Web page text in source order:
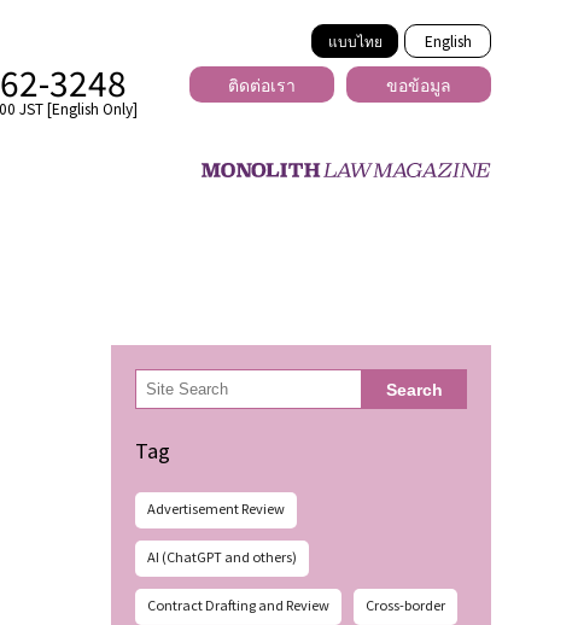
แบบไทย English
3248
JST [English Only]
ติดต่อเรา ขอข้อมูล
検
索 Search
Tag
Advertisement Review
AI (ChatGPT and others)
Contract Drafting and Review Cross-border